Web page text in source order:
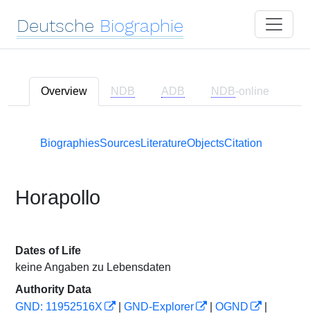
Deutsche Biographie
Overview NDB ADB NDB-online
BiographiesSourcesLiteratureObjectsCitation
Horapollo
Dates of Life
keine Angaben zu Lebensdaten
Authority Data
GND: 11952516X
GND-Explorer OGND